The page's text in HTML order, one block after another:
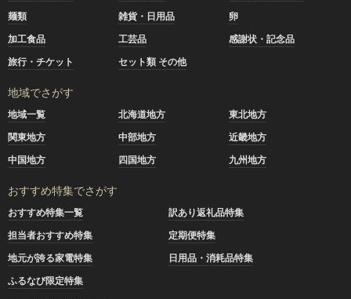
麺類
雑貨・日用品
卵
加工食品
工芸品
感謝状・記念品
旅行・チケット
セット類 その他
地域でさがす
地域一覧 北海道地方
東北地方
関東地方
中部地方
近畿地方
中国地方
四国地方 九州地方
おすすめ特集でさがす
おすすめ特集一覧
訳あり返礼品特集
担当者おすすめ特集
定期便特集
地元が誇る家電特集
日用品・消耗品特集
ふるなび限定特集